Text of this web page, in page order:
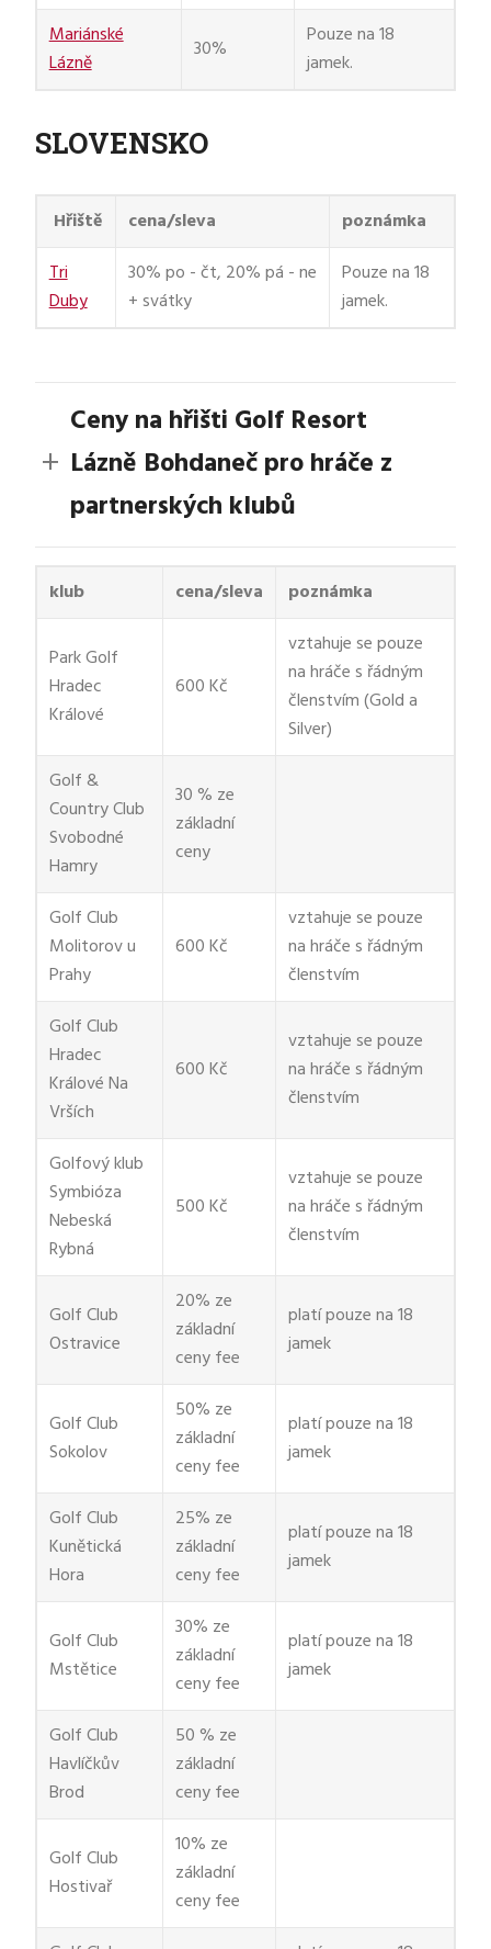
Mariánské
Lázně
30%
Pouze na 18
jamek.
SLOVENSKO
Hřiště cena/sleva
poznámka
Tri
Duby
30% po - čt, 20% pá - ne
+ svátky
Pouze na 18
jamek.
Ceny na hřišti Golf Resort
Lázně Bohdaneč pro hráče z
partnerských klubů
klub cena/sleva poznámka
Park Golf
Hradec
Králové
600 Kč
vztahuje se pouze
na hráče s řádným
členstvím (Gold a
Silver)
Golf &
Country Club
Svobodné
Hamry
30 % ze
základní
ceny
Golf Club
Molitorov u
Prahy
600 Kč
vztahuje se pouze
na hráče s řádným
členstvím
Golf Club
Hradec
Králové Na
Vrších
600 Kč
vztahuje se pouze
na hráče s řádným
členstvím
Golfový klub
Symbióza
Nebeská
Rybná
500 Kč
vztahuje se pouze
na hráče s řádným
členstvím
Golf Club
Ostravice
20% ze
základní
ceny fee
platí pouze na 18
jamek
Golf Club
Sokolov
50% ze
základní
ceny fee
platí pouze na 18
jamek
Golf Club
Kunětická
Hora
25% ze
základní
ceny fee
platí pouze na 18
jamek
Golf Club
Mstětice
30% ze
základní
ceny fee
platí pouze na 18
jamek
Golf Club
Havlíčkův
Brod
50 % ze
základní
ceny fee
Golf Club
Hostivař
10% ze
základní
ceny fee